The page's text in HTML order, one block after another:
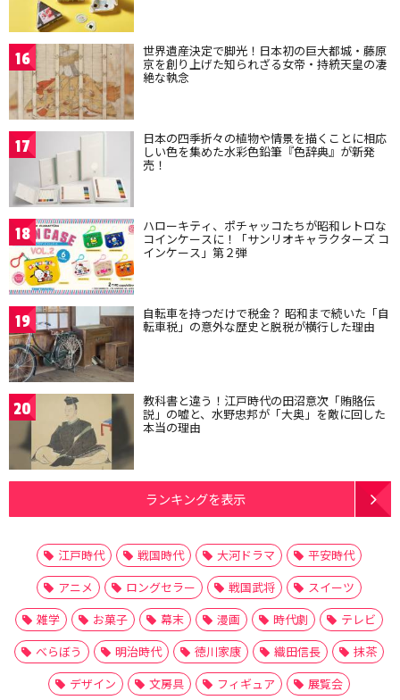
16 世界遺産決定で脚光！日本初の巨大都城・藤原
京を創り上げた知られざる女帝・持統天皇の凄
絶な執念
17 日本の四季折々の植物や情景を描くことに相応
しい色を集めた水彩色鉛筆『色辞典』が新発
売！
18 ハローキティ、ポチャッコたちが昭和レトロな
コインケースに！「サンリオキャラクターズ コ
インケース」第２弾
19 自転車を持つだけで税金？ 昭和まで続いた「自
転車税」の意外な歴史と脱税が横行した理由
20 教科書と違う！江戸時代の田沼意次「賄賂伝
説」の嘘と、水野忠邦が「大奥」を敵に回した
本当の理由
ランキングを表示
江戸時代 戦国時代 大河ドラマ
平安時代
アニメ
ロングセラー 戦国武将
スイーツ
雑学
お菓子 幕末 漫画 時代劇
テレビ
べらぼう
明治時代 徳川家康 織田信長
抹茶
デザイン
文房具 フィギュア
展覧会